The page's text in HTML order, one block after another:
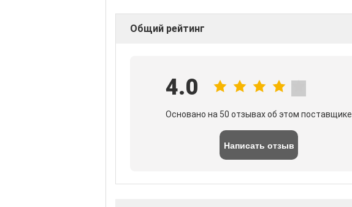
Общий рейтинг
4.0
Основано на 50 отзывах об этом поставщике
Написать отзыв